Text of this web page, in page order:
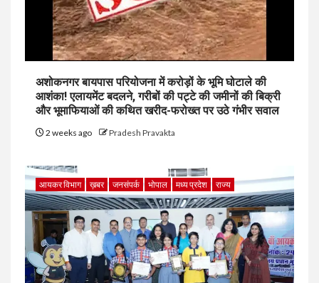
अशोकनगर बायपास परियोजना में करोड़ों के भूमि घोटाले की
आशंका! एलायमेंट बदलने, गरीबों की पट्टे की जमीनों की बिक्री
और भूमाफियाओं की कथित खरीद-फरोख्त पर उठे गंभीर सवाल
2 weeks ago Pradesh Pravakta
आयकर विभाग ख़बर जनसंपर्क भोपाल मध्य प्रदेश राज्य